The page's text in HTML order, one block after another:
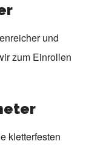
und
zum Einrollen
kletterfesten